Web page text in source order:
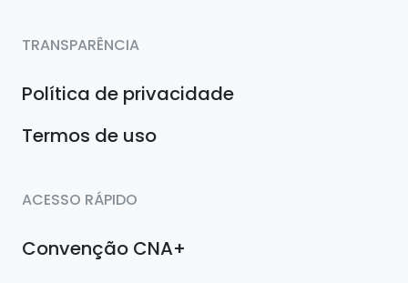
TRANSPARÊNCIA
Política de privacidade
Termos de uso
ACESSO RÁPIDO
Convenção CNA+